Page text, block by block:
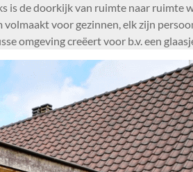
is de doorkijk van ruimte naar ruimte
voor gezinnen, elk zijn
omgeving creëert voor b.v. een